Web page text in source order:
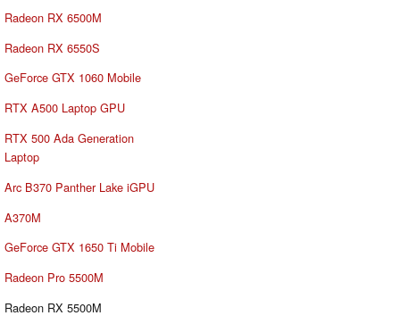
Radeon RX 6500M
Radeon RX 6550S
GeForce GTX 1060 Mobile
RTX A500 Laptop GPU
RTX 500 Ada Generation
Laptop
Arc B370 Panther Lake iGPU
A370M
GeForce GTX 1650 Ti Mobile
Radeon Pro 5500M
Radeon RX 5500M